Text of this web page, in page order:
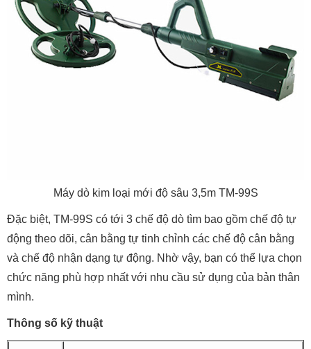
Máy dò kim loại mới độ sâu 3,5m TM-99S
Đặc biệt, TM-99S có tới 3 chế độ dò tìm bao gồm chế độ tự
động theo dõi, cân bằng tự tinh chỉnh các chế độ cân bằng
và chế độ nhận dạng tự động. Nhờ vậy, bạn có thể lựa chọn
chức năng phù hợp nhất với nhu cầu sử dụng của bản thân
mình.
Thông số kỹ thuật